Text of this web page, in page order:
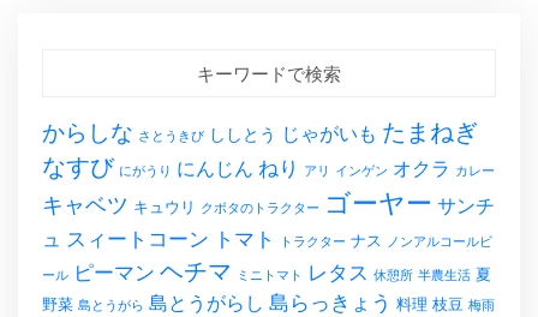
キーワードで検索
からしな さとうきび ししとう じゃがいも たまねぎ
なすび にがうり にんじん ねり アリ インゲン オクラ カレー
キャベツ キュウリ クボタのトラクター ゴーヤー サンチ
ュ スィートコーン トマト トラクター ナス ノンアルコールビ
ール ピーマン ヘチマ ミニトマト レタス 休憩所 半農生活 夏
野菜 島とうがら 島とうがらし 島らっきょう 料理 枝豆 梅雨